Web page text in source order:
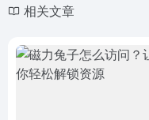
相关文章